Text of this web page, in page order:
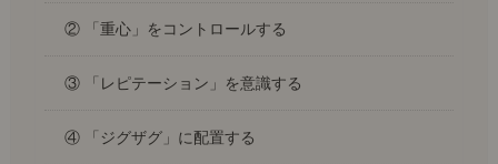
② 「重心」をコントロールする
③ 「レピテーション」を意識する
④ 「ジグザグ」に配置する